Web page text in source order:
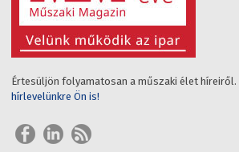
Értesüljön folyamatosan a műszaki élet híreiről.
hírlevelünkre Ön is!